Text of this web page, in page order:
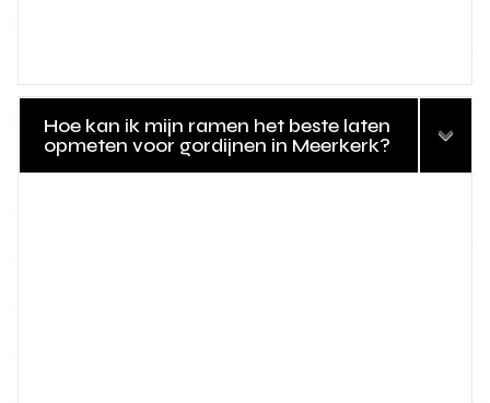
Hoe kan ik mijn ramen het beste laten
opmeten voor gordijnen in Meerkerk?